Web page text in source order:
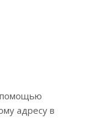
помощью
адресу в